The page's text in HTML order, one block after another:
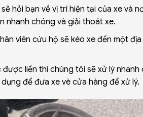
hỏi bạn về vị trí hiện tại của xe và
nhanh chóng và giải thoát xe.
viên cứu hộ sẽ kéo xe đến một
liền thì chúng tôi sẽ xử lý
để đưa xe vè cửa hàng để xử lý.